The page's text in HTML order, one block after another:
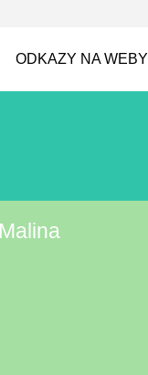
ODKAZY NA WEBY